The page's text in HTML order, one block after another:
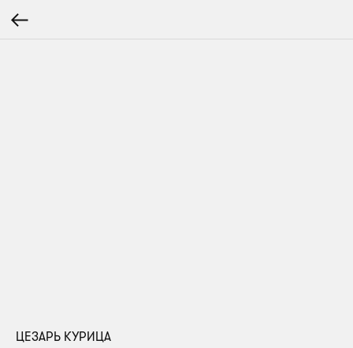
ЦЕЗАРЬ КУРИЦА